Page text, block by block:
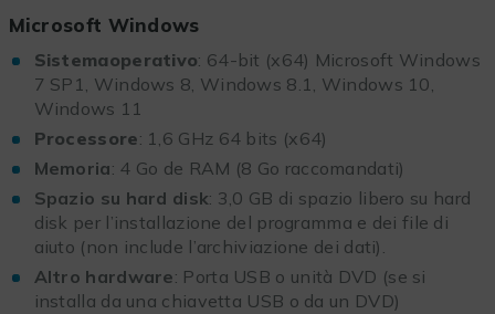
Microsoft Windows
Sistemaoperativo: 64-bit (x64) Microsoft Windows
7 SP1, Windows 8, Windows 8.1, Windows 10,
Windows 11
Processore: 1,6 GHz 64 bits (x64)
Memoria: 4 Go de RAM (8 Go raccomandati)
Spazio su hard disk: 3,0 GB di spazio libero su hard
disk per l’installazione del programma e dei file di
aiuto (non include l’archiviazione dei dati).
Altro hardware: Porta USB o unità DVD (se si
installa da una chiavetta USB o da un DVD)